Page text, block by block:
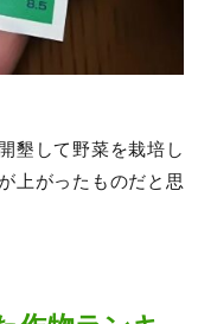
墾して野菜を栽培し
上がったものだと思